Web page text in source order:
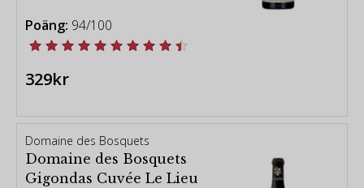
Poäng: 94/100
329kr
Domaine des Bosquets
Domaine des Bosquets
Gigondas Cuvée Le Lieu